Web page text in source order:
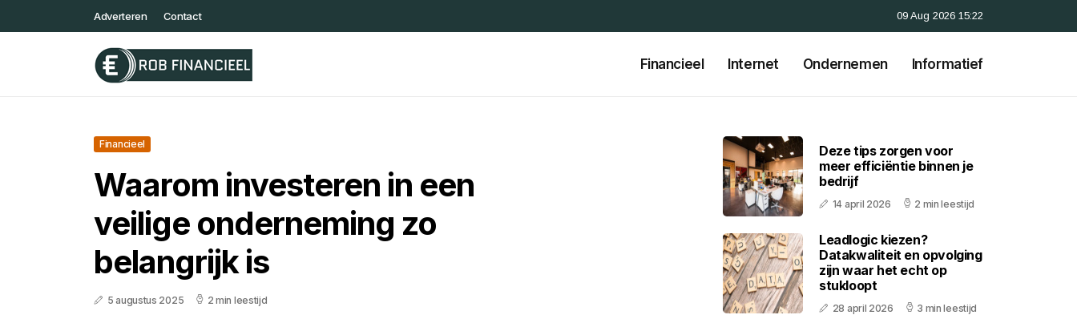
Adverteren Contact 09 Aug 2026 15:22
Financieel Internet Ondernemen Informatief
Financieel
Waarom investeren in een
veilige onderneming zo
belangrijk is
5 augustus 2025 2 min leestijd
Deze tips zorgen voor
meer efficiëntie binnen je
bedrijf
14 april 2026 2 min leestijd
Leadlogic kiezen?
Datakwaliteit en opvolging
zijn waar het echt op
stukloopt
28 april 2026 3 min leestijd